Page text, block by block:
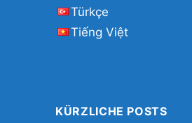
Türkçe
Tiếng Việt
KÜRZLICHE POSTS